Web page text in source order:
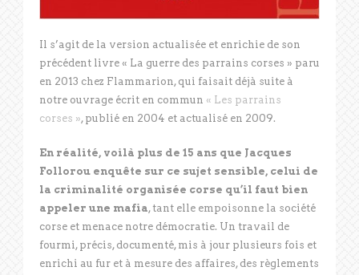
Il s’agit de la version actualisée et enrichie de son
précédent livre « La guerre des parrains corses » paru
en 2013 chez Flammarion, qui faisait déjà suite à
notre ouvrage écrit en commun « Les parrains
corses », publié en 2004 et actualisé en 2009.
En réalité, voilà plus de 15 ans que Jacques
Follorou enquête sur ce sujet sensible, celui de
la criminalité organisée corse qu’il faut bien
appeler une mafia, tant elle empoisonne la société
corse et menace notre démocratie. Un travail de
fourmi, précis, documenté, mis à jour plusieurs fois et
enrichi au fur et à mesure des affaires, des règlements